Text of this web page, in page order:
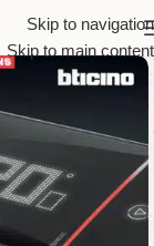
Skip to navigation
Skip to main content